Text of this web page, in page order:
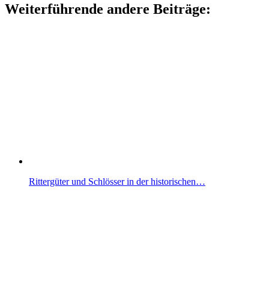
Weiterführende andere Beiträge:
Rittergüter und Schlösser in der historischen…